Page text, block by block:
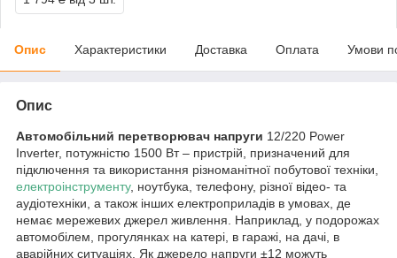
Опис Характеристики Доставка Оплата Умови
Опис
Автомобільний перетворювач напруги 12/220 Power
Inverter, потужністю 1500 Вт – пристрій, призначений для
підключення та використання різноманітної побутової техніки,
електроінструменту, ноутбука, телефону, різної відео- та
аудіотехніки, а також інших електроприладів в умовах, де
немає мережевих джерел живлення. Наприклад, у подорожах
автомобілем, прогулянках на катері, в гаражі, на дачі, в
аварійних ситуаціях. Як джерело напруги ±12 можуть